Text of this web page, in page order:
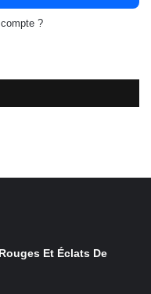
?
Et Éclats De